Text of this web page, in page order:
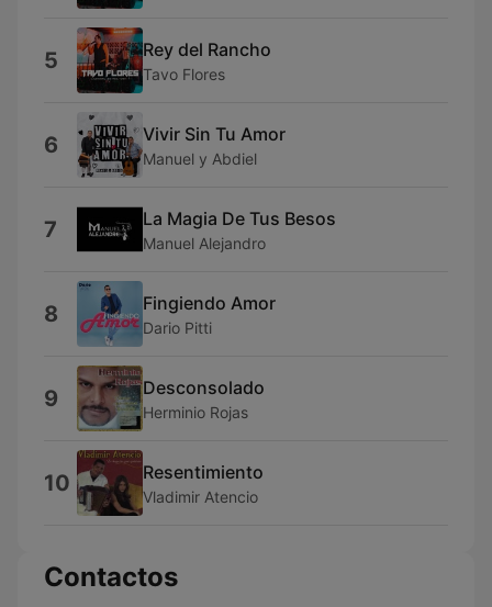
5 Rey del Rancho
Tavo Flores
6 Vivir Sin Tu Amor
Manuel y Abdiel
7 La Magia De Tus Besos
Manuel Alejandro
8 Fingiendo Amor
Dario Pitti
9 Desconsolado
Herminio Rojas
10 Resentimiento
Vladimir Atencio
Contactos